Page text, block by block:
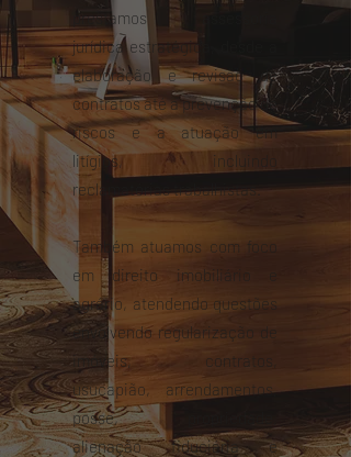
prestamos assessoria
jurídica estratégica, desde a
elaboração e revisão de
contratos até a prevenção de
riscos e a atuação em
litígios, incluindo
reclamatórias trabalhistas.
Também atuamos com foco
em direito imobiliário e
agrário, atendendo questões
envolvendo regularização de
imóveis, contratos,
usucapião, arrendamentos,
posse, propriedade,
alienação fiduciária e